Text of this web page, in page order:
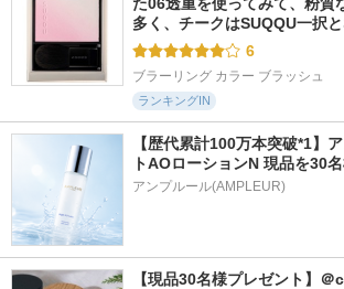
多く、チークはSUQQU一択
6
ブラーリング カラー ブラッシュ
ランキングIN
【歴代累計100万本突破*1】
トAOローションN 現品を30
アンプルール(AMPLEUR)
【現品30名様プレゼント】